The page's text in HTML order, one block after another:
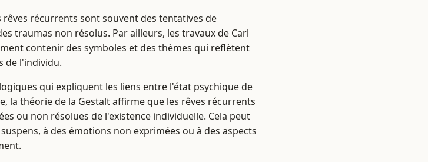
récurrents sont souvent des tentatives de
traumas non résolus. Par ailleurs, les travaux de Carl
contenir des symboles et des thèmes qui reflètent
de l'individu.
qui expliquent les liens entre l'état psychique de
la théorie de la Gestalt affirme que les rêves récurrents
ou non résolues de l'existence individuelle. Cela peut
à des émotions non exprimées ou à des aspects